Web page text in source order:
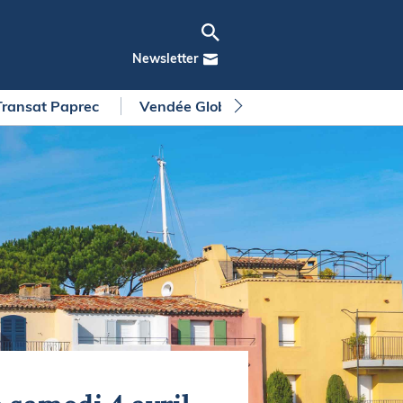
Newsletter
Paprec Vendée Globe